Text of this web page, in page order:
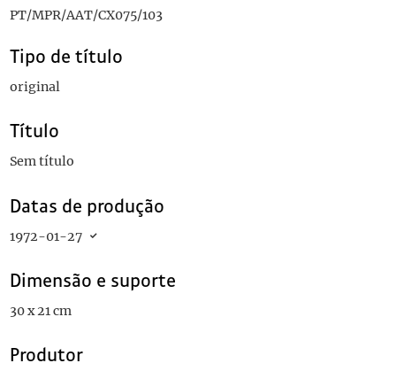
PT/MPR/AAT/CX075/103
Tipo de título
original
Título
Sem título
Datas de produção
1972-01-27
Dimensão e suporte
30 x 21 cm
Produtor